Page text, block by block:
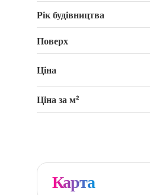
Рік будівництва
Поверх
Ціна
Ціна за м²
Карта